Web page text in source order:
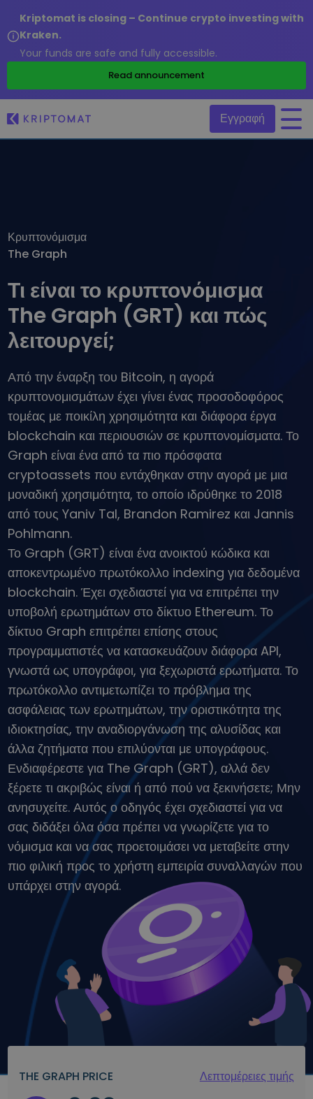
Kriptomat is closing – Continue crypto investing with
Kraken.
Your funds are safe and fully accessible.
Read announcement
Βρείτε επενδυτικές ευκαιρίες
Προστέθηκαν πρόσφατα
Τι θα γινόταν αν αγόραζα 100 € σε…
...σήμερα θα άξιζαν
Αγοραπωλησία κρυπτονομισμάτων
Αγοράστε 300+ κρυπτονομίσματα
Ανταλλαγή κρυπτονομισμάτων
Πάνω από 1.000 επιλογές ζευγαριών
Ευφυή χαρτοφυλάκια
Επενδύστε έξυπνα σε κρυπτονομίσματα
Ένα ασφαλές και απλό πορτοφόλι κρυπτονομισμάτων
Εξερεύνηση επενδύσεων
Βρες τη δική σου crypto στρατηγική
KriptoEarn
Κερδίστε ανταμοιβές στα κρυπτονομίσματά σας
Χρηματοκιβώτιο
Αποταμιεύστε κρυπτονομίσματα για το μέλλον σας
Επαναλαμβανόμενη αγορά
Τακτικές προγραμματισμένες επενδύσεις (DCA)
Ειδοποιήσεις Τιμών
Ενημερώσεις τιμών σε πραγματικό χρόνο για τα αγαπημένα σας
διακριτικά
Εξερεύνηση επενδύσεων
Ανακαλύψτε επενδυτικές ευκαιρίες
Ανάλυση χαρτοφυλακίου
Έξυπνες πληροφορίες για βέλτιστη απόδοση
Εγγραφή
/
Κρυπτονόμισμα
The Graph
Τι είναι το κρυπτονόμισμα
The Graph (GRT) και πώς
λειτουργεί;
Από την έναρξη του Bitcoin, η αγορά
κρυπτονομισμάτων έχει γίνει ένας προσοδοφόρος
τομέας με ποικίλη χρησιμότητα και διάφορα έργα
blockchain και περιουσιών σε κρυπτονομίσματα. Το
Graph είναι ένα από τα πιο πρόσφατα
cryptoassets που εντάχθηκαν στην αγορά με μια
μοναδική χρησιμότητα, το οποίο ιδρύθηκε το 2018
από τους Yaniv Tal, Brandon Ramirez και Jannis
Pohlmann.
Το Graph (GRT) είναι ένα ανοικτού κώδικα και
αποκεντρωμένο πρωτόκολλο indexing για δεδομένα
blockchain. Έχει σχεδιαστεί για να επιτρέπει την
υποβολή ερωτημάτων στο δίκτυο Ethereum. Το
δίκτυο Graph επιτρέπει επίσης στους
προγραμματιστές να κατασκευάζουν διάφορα API,
γνωστά ως υπογράφοι, για ξεχωριστά ερωτήματα. Το
πρωτόκολλο αντιμετωπίζει το πρόβλημα της
ασφάλειας των ερωτημάτων, την οριστικότητα της
ιδιοκτησίας, την αναδιοργάνωση της αλυσίδας και
άλλα ζητήματα που επιλύονται με υπογράφους.
Ενδιαφέρεστε για The Graph (GRT), αλλά δεν
ξέρετε τι ακριβώς είναι ή από πού να ξεκινήσετε; Μην
ανησυχείτε. Αυτός ο οδηγός έχει σχεδιαστεί για να
σας διδάξει όλα όσα πρέπει να γνωρίζετε για το
νόμισμα και να σας προετοιμάσει να μεταβείτε στην
πιο φιλική προς το χρήστη εμπειρία συναλλαγών που
υπάρχει στην αγορά.
THE GRAPH PRICE Λεπτομέρειες τιμής